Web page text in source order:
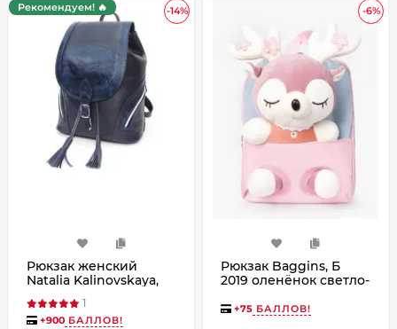
-14%
Рекомендуем! 🔥
Рюкзак женский
Natalia Kalinovskaya,
1
+900 БАЛЛОВ!
-6%
Рюкзак Baggins, Б
2019 оленёнок светло-
+75 БАЛЛОВ!